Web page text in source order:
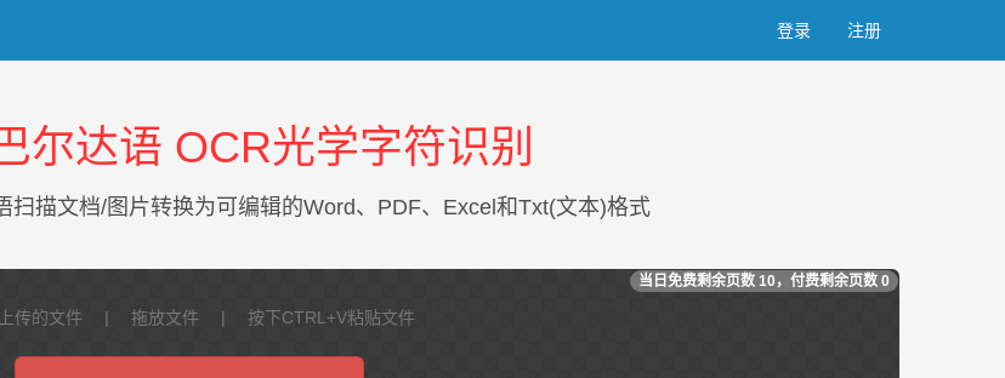
登录 注册
尔达语 OCR光学字符识别
扫描文档/图片转换为可编辑的Word、PDF、Excel和Txt(文本)格式
当日免费剩余页数 10，付费剩余页数 0
上传的文件 | 拖放文件 | 按下CTRL+V粘贴文件